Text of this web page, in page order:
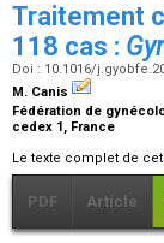
Traitement
118 cas :
Doi : 10.1016/
M. Canis
Fédération de
cedex 1, France
Le texte complet de
PDF Article